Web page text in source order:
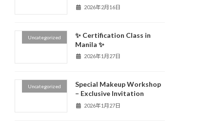
2026年2月16日
Uncategorized
✨ Certification Class in
Manila ✨
2026年1月27日
Uncategorized
Special Makeup Workshop
– Exclusive Invitation
2026年1月27日